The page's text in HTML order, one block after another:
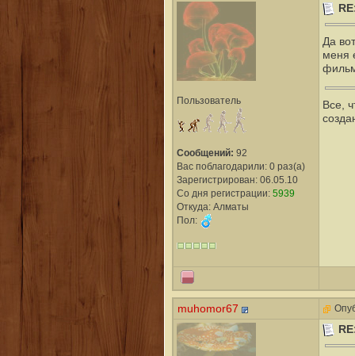
Пользователь
Сообщений: 92
Вас поблагодарили: 0 раз(а)
Зарегистрирован: 06.05.10
Со дня регистрации: 5939
Откуда: Алматы
Пол:
Да
меня
Все,
muhomor67